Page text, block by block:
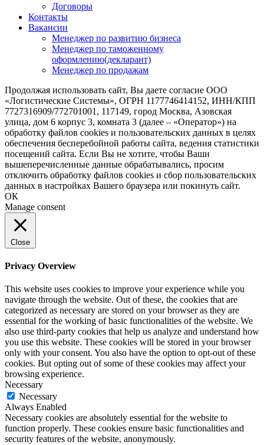
Договоры
Контакты
Вакансии
Менеджер по развитию бизнеса
Менеджер по таможенному
оформлению(декларант)
Менеджер по продажам
Продолжая использовать сайт, Вы даете согласие ООО
«Логистические Системы», ОГРН 1177746414152, ИНН/КПП
7727316909/772701001, 117149, город Москва, Азовская
улица, дом 6 корпус 3, комната 3 (далее – «Оператор») на
обработку файлов cookies и пользовательских данных в целях
обеспечения бесперебойной работы сайта, ведения статистики
посещений сайта. Если Вы не хотите, чтобы Ваши
вышеперечисленные данные обрабатывались, просим
отключить обработку файлов cookies и сбор пользовательских
данных в настройках Вашего браузера или покинуть сайт.
ОК
Manage consent
Close
Privacy Overview
This website uses cookies to improve your experience while you
navigate through the website. Out of these, the cookies that are
categorized as necessary are stored on your browser as they are
essential for the working of basic functionalities of the website. We
also use third-party cookies that help us analyze and understand how
you use this website. These cookies will be stored in your browser
only with your consent. You also have the option to opt-out of these
cookies. But opting out of some of these cookies may affect your
browsing experience.
Necessary
Necessary
Always Enabled
Necessary cookies are absolutely essential for the website to
function properly. These cookies ensure basic functionalities and
security features of the website, anonymously.